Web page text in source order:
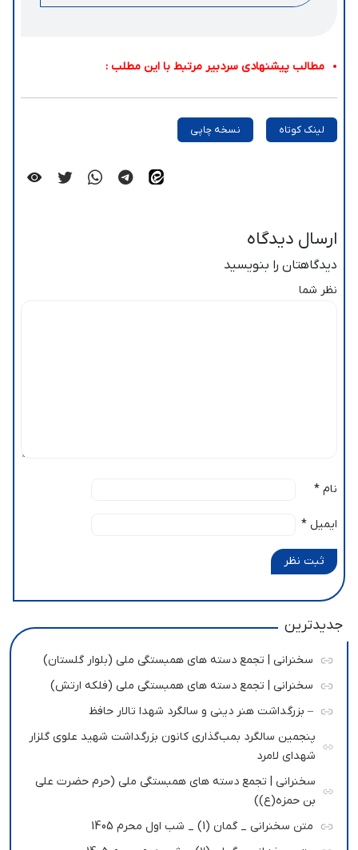
مطالب پیشنهادی سردبیر مرتبط با این مطلب :
لینک کوتاه نسخه چاپی
ارسال دیدگاه
دیدگاهتان را بنویسید
نظر شما
نام *
ایمیل *
ثبت نظر
جدیدترین
سخنرانی | تجمع دسته های همبستگی ملی (بلوار گلستان)
سخنرانی | تجمع دسته های همبستگی ملی (فلکه ارتش)
– بزرگداشت هنر دینی و سالگرد شهدا تالار حافظ
پنجمین سالگرد بمب‌گذاری کانون بزرگداشت شهید علوی گلزار
شهدای لامرد
سخنرانی | تجمع دسته های همبستگی ملی (حرم حضرت علی
بن حمزه(ع))
متن سخنرانی _ گمان (1) _ شب اول محرم 1405